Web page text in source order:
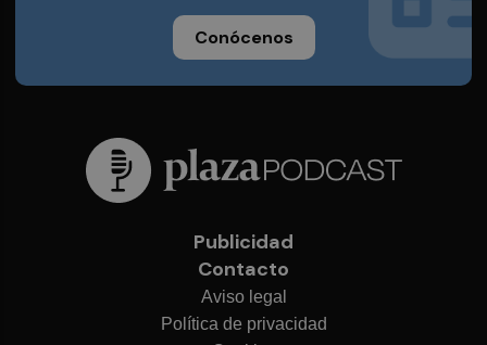
Conócenos
Publicidad
Contacto
Aviso legal
Política de privacidad